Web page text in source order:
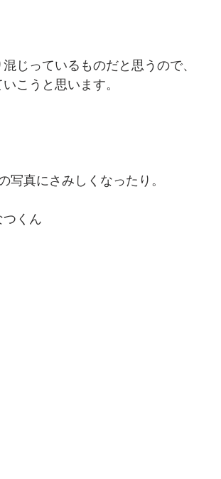
じっているものだと思うので、
こうと思います。
真にさみしくなったり。
つくん